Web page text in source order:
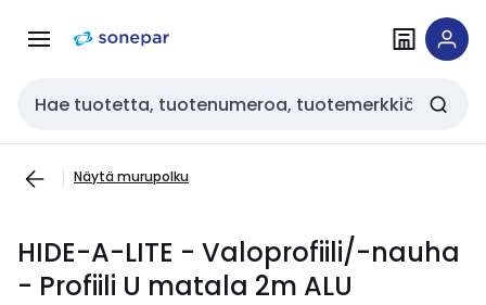
navigointiinsisältöön
Haku
Näytä murupolku
HIDE-A-LITE - Valoprofiili/-nauha
- Profiili U matala 2m ALU